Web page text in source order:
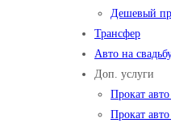
Дешевый
Трансфер
Авто на
Доп. услуги
Прокат
Прокат